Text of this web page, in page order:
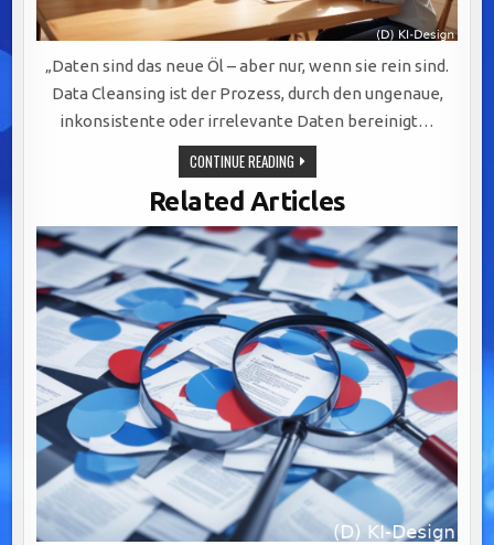
„Daten sind das neue Öl – aber nur, wenn sie rein sind.
Data Cleansing ist der Prozess, durch den ungenaue,
inkonsistente oder irrelevante Daten bereinigt…
CONTINUE READINGDATA
CLEANSING:
DER
SCHLÜSSEL
ZUR
WERTSCHÖPFUNG
DURCH
PRÄZISE
UND
VERLÄSSLICHE
DATENQUALITÄT
Related Articles